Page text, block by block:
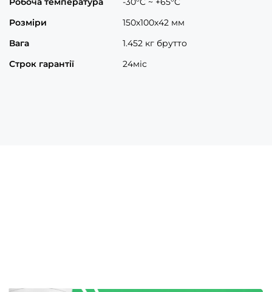
Розміри
150х100х42 мм
Вага
1.452 кг брутто
Строк гарантії
24міс